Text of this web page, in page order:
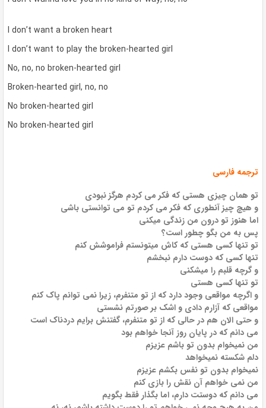
I don’t want a broken heart
I don’t want to play the broken-hearted girl
No, no, no broken-hearted girl
Broken-hearted girl, no, no
No broken-hearted girl
No broken-hearted girl
ترجمه فارسی
تو همان چیزی هستی که فکر می کردم هرگز نبودی
و هیچ چیز آنطوری که فکر می کردم تو می توانستی باشی
اما هنوز تو درون من زندگی میکنی
پس به من بگو چطور است؟
تو تنها کسی هستی که کاش میتونستم فراموشش کنم
تنها کسی که دوست دارم نبخشم
و گرچه قلبم را میشکنی
تو تنها کسی هستی
و اگرچه مواقعی وجود دارد که از تو متنفرم، زیرا نمی توانم پاک کنم
مواقعی که آزارم دادی و اشک بر صورتم نشستی
و حتی الان هم در حالی که از تو متنفرم، گفتنش برایم دردناک است
می دانم که در پایان روز آنجا خواهم بود
من نمیخوام بدون تو باشم عزیزم
دلم شکسته نمیخواهد
نمیخوام بدون تو نفس بکشم عزیزم
من نمی خواهم آن نقش را بازی کنم
می دانم که دوستت دارم، اما بگذار فقط بگویم